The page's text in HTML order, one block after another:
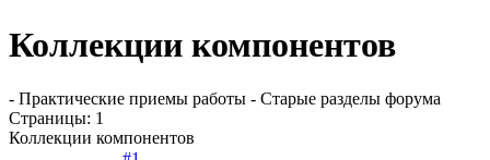
Коллекции компонентов
- Практические приемы работы - Старые разделы форума
Страницы: 1
Коллекции компонентов